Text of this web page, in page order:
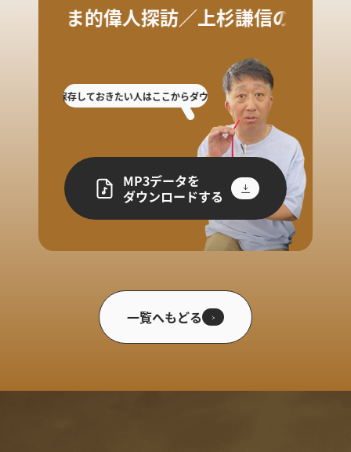
した人や保存しておきたい人はここからダウンロード! 放送を聴き逃した人や保
ヤン気ま的偉人探訪／上杉謙信の巻
MP3データを
ダウンロードする
一覧へもどる